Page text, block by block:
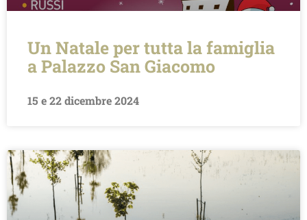
Un Natale per tutta la famiglia
a Palazzo San Giacomo
15 e 22 dicembre 2024